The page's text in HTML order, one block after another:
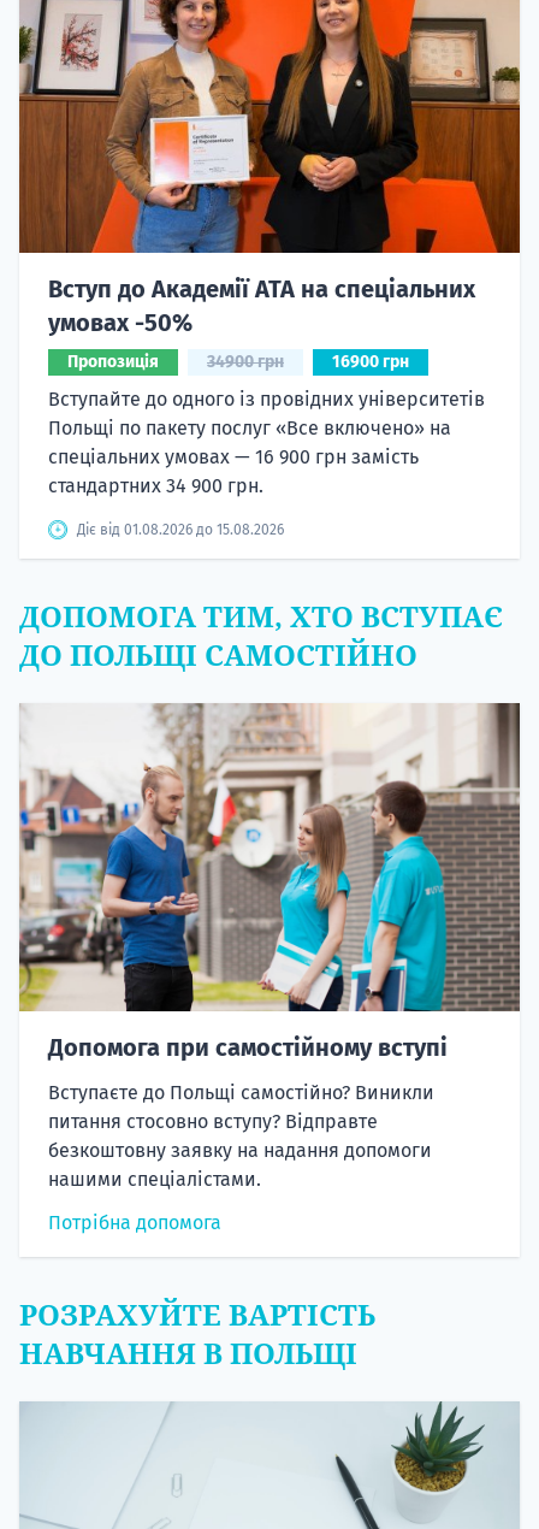
Вступ до Академії ATA на спеціальних
умовах -50%
Пропозиція 34900 грн 16900 грн
Вступайте до одного із провідних університетів
Польщі по пакету послуг «Все включено» на
спеціальних умовах — 16 900 грн замість
стандартних 34 900 грн.
Діє від 01.08.2026 до 15.08.2026
ДОПОМОГА ТИМ, ХТО ВСТУПАЄ
ДО ПОЛЬЩІ САМОСТІЙНО
Допомога при самостійному вступі
Вступаєте до Польщі самостійно? Виникли
питання стосовно вступу? Відправте
безкоштовну заявку на надання допомоги
нашими спеціалістами.
Потрібна допомога
РОЗРАХУЙТЕ ВАРТІСТЬ
НАВЧАННЯ В ПОЛЬЩІ